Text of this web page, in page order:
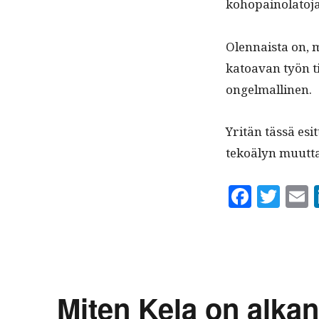
Olen­naista on,
katoa­van työn
ongelmallinen.
Yritän tässä
tekoä­lyn
Fa T
Miten Kela on